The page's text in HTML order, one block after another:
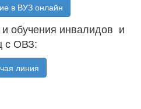
в ВУЗ онлайн
обучения инвалидов и
с ОВЗ:
линия